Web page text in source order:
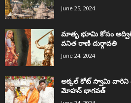
June 25, 2024
మాతృ భూమి కోసం
వనిత రాణి దుర్గావతి
June 24, 2024
అక్కల్‌ కోట్‌ స్వామి వారిని
మోహన్ భాగవత్